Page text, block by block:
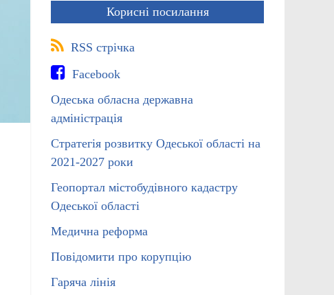
Корисні посилання
RSS стрічка
Facebook
Одеська обласна державна
адміністрація
Стратегія розвитку Одеської області на
2021-2027 роки
Геопортал містобудівного кадастру
Одеської області
Медична реформа
Повідомити про корупцію
Гаряча лінія